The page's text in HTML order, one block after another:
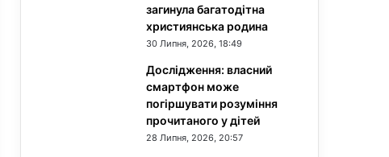
загинула багатодітна
християнська родина
30 Липня, 2026, 18:49
Дослідження: власний
смартфон може
погіршувати розуміння
прочитаного у дітей
28 Липня, 2026, 20:57